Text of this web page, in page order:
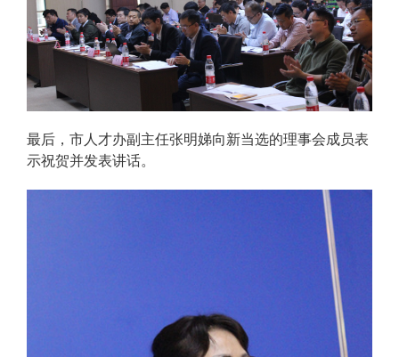
最后，市人才办副主任张明娣向新当选的理事会成员表
示祝贺并发表讲话。